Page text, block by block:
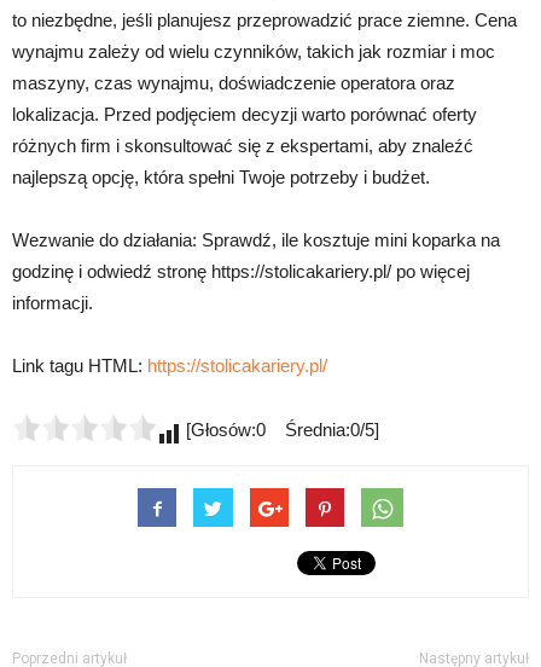
to niezbędne, jeśli planujesz przeprowadzić prace ziemne. Cena
wynajmu zależy od wielu czynników, takich jak rozmiar i moc
maszyny, czas wynajmu, doświadczenie operatora oraz
lokalizacja. Przed podjęciem decyzji warto porównać oferty
różnych firm i skonsultować się z ekspertami, aby znaleźć
najlepszą opcję, która spełni Twoje potrzeby i budżet.
Wezwanie do działania: Sprawdź, ile kosztuje mini koparka na
godzinę i odwiedź stronę https://stolicakariery.pl/ po więcej
informacji.
Link tagu HTML: https://stolicakariery.pl/
[Głosów:0 Średnia:0/5]
Poprzedni artykuł Następny artykuł